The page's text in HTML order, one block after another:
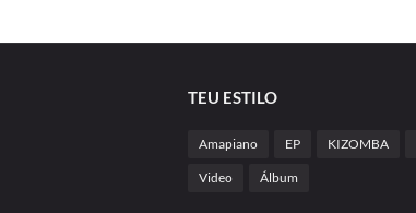
TEU ESTILO
Amapiano EP KIZOMBA
Video Álbum